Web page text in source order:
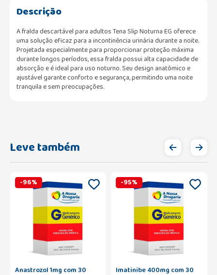
Descrição
A fralda descartável para adultos Tena Slip Noturna EG oferece
uma solução eficaz para a incontinência urinária durante a noite.
Projetada especialmente para proporcionar proteção máxima
durante longos períodos, essa fralda possui alta capacidade de
absorção e é ideal para uso noturno. Seu design anatômico e
ajustável garante conforto e segurança, permitindo uma noite
tranquila e sem preocupações.
Leve também
-96%
Anastrozol 1mg com 30
-95%
Imatinibe 400mg com 30